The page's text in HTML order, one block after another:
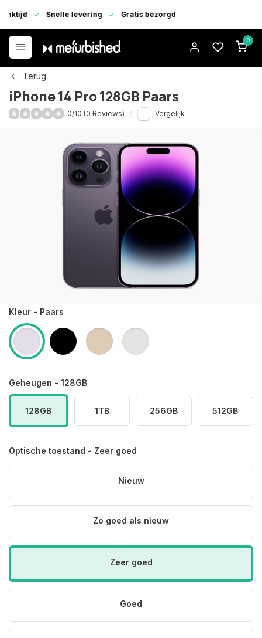
Snelle levering Gratis bezorgd
0
Terug
iPhone 14 Pro 128GB Paars
0/10 (0 Reviews) Vergelijk
Kleur - Paars
Geheugen - 128GB
128GB 1TB 256GB 512GB
Optische toestand - Zeer goed
Nieuw
Zo goed als nieuw
Zeer goed
Goed